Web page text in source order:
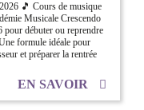
🎵 Cours de musique
Musicale Crescendo
pour débuter ou reprendre
formule idéale pour
et préparer la rentrée
EN SAVOIR